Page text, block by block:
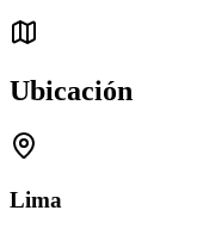
Ubicación
Lima